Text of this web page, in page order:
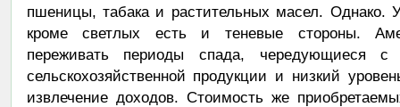
пшеницы, табака и растительных масел. Однако. У
кроме светлых есть и теневые стороны.
переживать периоды спада, чередующиеся с
сельскохозяйственной продукции и низкий
извлечение доходов. Стоимость же